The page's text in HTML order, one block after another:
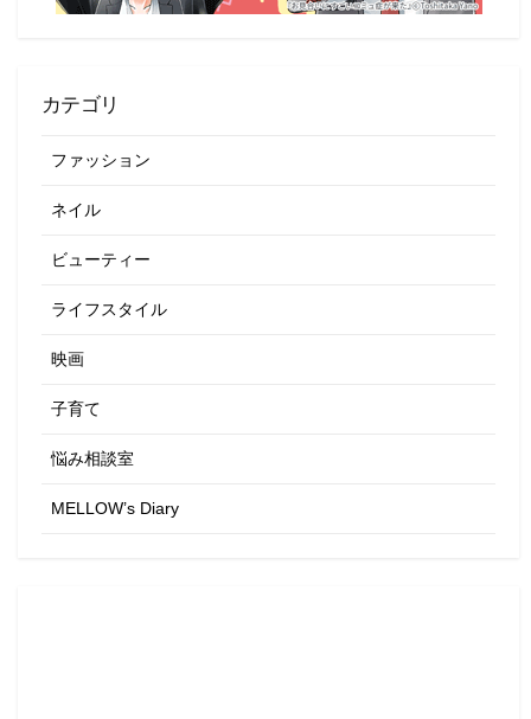
カテゴリ
ファッション
ネイル
ビューティー
ライフスタイル
映画
子育て
悩み相談室
MELLOW’s Diary